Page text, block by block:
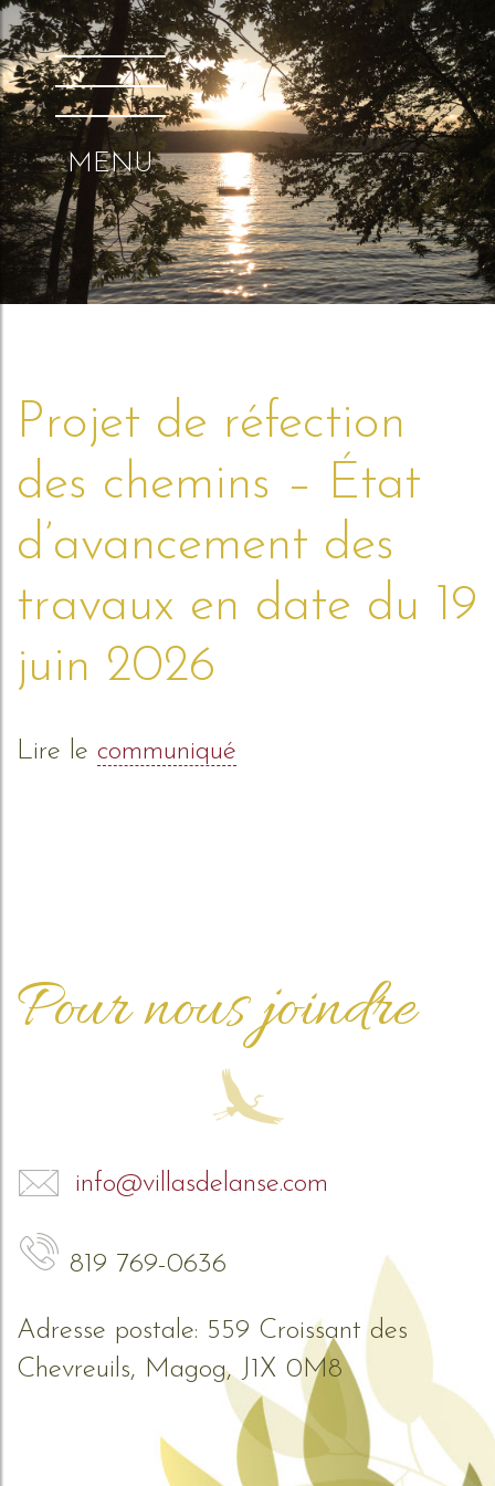
MENU
Projet de réfection
des chemins – État
d’avancement des
travaux en date du 19
juin 2026
Lire le communiqué
Pour nous joindre
info@villasdelanse.com
819 769-0636
Adresse postale: 559 Croissant des
Chevreuils, Magog, J1X 0M8